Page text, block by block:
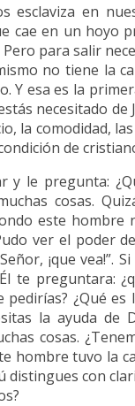
esclaviza en
cae en un hoyo
para salir
no tiene la
Y esa es la
necesitado
la comodidad,
de
y le pregunta:
cosas.
este
ver el poder
¡que
te preguntara:
pedirías? ¿Qué
la ayuda de
cosas.
hombre tuvo la
distingues con